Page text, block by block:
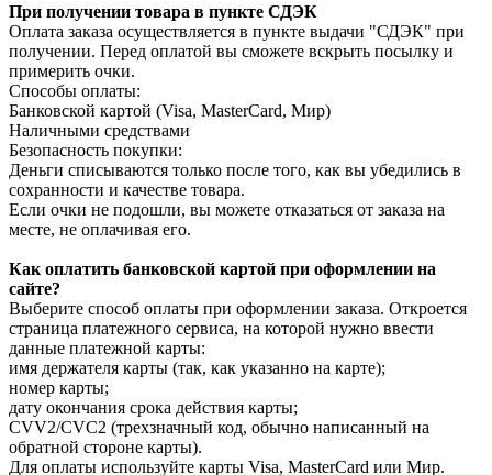
При получении товара в пункте СДЭК
Оплата заказа осуществляется в пункте выдачи "СДЭК" при
получении. Перед оплатой вы сможете вскрыть посылку и
примерить очки.
Способы оплаты:
Банковской картой (Visa, MasterCard, Мир)
Наличными средствами
Безопасность покупки:
Деньги списываются только после того, как вы убедились в
сохранности и качестве товара.
Если очки не подошли, вы можете отказаться от заказа на
месте, не оплачивая его.
Как оплатить банковской картой при оформлении на
сайте?
Выберите способ оплаты при оформлении заказа. Откроется
страница платежного сервиса, на которой нужно ввести
данные платежной карты:
имя держателя карты (так, как указанно на карте);
номер карты;
дату окончания срока действия карты;
CVV2/CVC2 (трехзначный код, обычно написанный на
обратной стороне карты).
Для оплаты используйте карты Visa, MasterCard или Мир.